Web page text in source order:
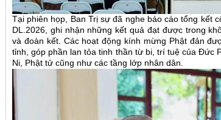
Tại phiên họp, Ban Trị sự đã nghe báo cáo tổng kết
DL.2026, ghi nhận những kết quả đạt được trong
và đoàn kết. Các hoạt động kính mừng Phật đản
tỉnh, góp phần lan tỏa tinh thần từ bi, trí tuệ của Đức
Ni, Phật tử cũng như các tầng lớp nhân dân.